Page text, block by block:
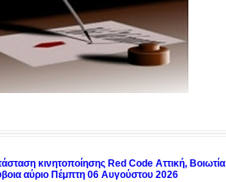
κινητοποίησης Red Code Αττική, Βοιωτία
αύριο Πέμπτη 06 Αυγούστου 2026